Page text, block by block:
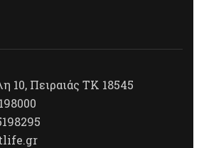
10, Πειραιάς ΤΚ 18545